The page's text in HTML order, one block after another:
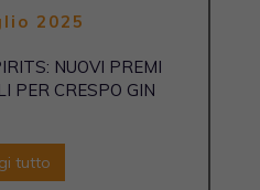
2025
NUOVI PREMI
PER CRESPO GIN
tutto